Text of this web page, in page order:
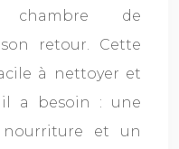
de
retour. Cette
à nettoyer et
a besoin : une
nourriture et un